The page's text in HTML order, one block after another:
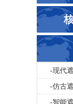
-现代
-仿古
-智能